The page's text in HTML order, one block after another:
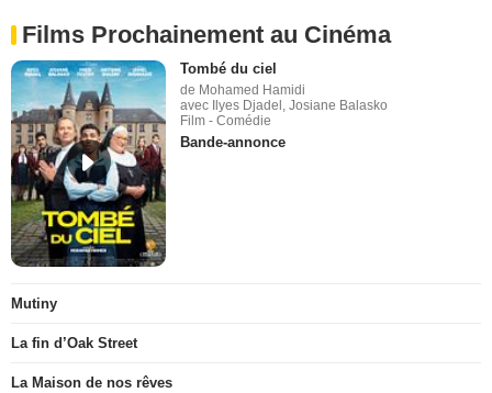
Films Prochainement au Cinéma
Tombé du ciel
de Mohamed Hamidi
avec Ilyes Djadel, Josiane Balasko
Film - Comédie
Bande-annonce
Mutiny
La fin d’Oak Street
La Maison de nos rêves